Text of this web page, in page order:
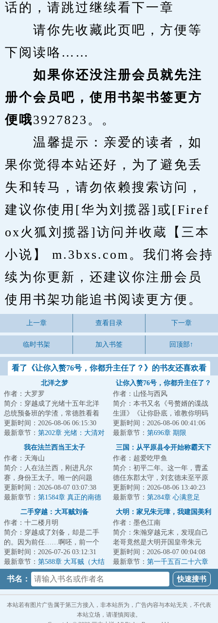
话的，请跳过继续看下一章
请你先收藏此页吧，方便等
下阅读咯……
如果你还没注册会员就先注
册个会员吧，使用书架书签更方
便哦3927823。。
温馨提示：亲爱的读者，如
果你觉得本站还好，为了避免丢
失和转马，请勿依赖搜索访问，
建议你使用[华为刘揽器]或[Firef
ox火狐刘揽器]访问并收蔵【三本
小说】 m.3bxs.com。我们将会持
续为你更新，还建议你注册会员
使用书架功能追书阅读更方便。
上一章 查看目录 下一章
临时书架 加入书签 回顶部↑
看了《让你入赘76号，你都升主任了？》的书友还喜欢看
北洋之梦
作者：大罗罗
简介：穿越成了光绪十五年北洋
总统预备班的学渣，常德胜看着
自己的一众好同学：冯国璋、段
祺瑞、曹锟、王...
更新时间：2026-08-06 06:15:30
最新章节： 第202章 光绪：大清对
日本，优势在我！（求月票）
让你入赘76号，你都升主任了？
作者：山怪与西风
简介：本书又名《号赘婿的谍战
生涯》《让你卧底，谁教你明码
传情报的？》携带着托尼·斯塔克
遗产的赵轩魂...
更新时间：2026-08-06 00:41:06
最新章节： 第696章 期限
我在法兰西当王太子
作者：天海山
简介：人在法兰西，刚进凡尔
赛，身份王太子。唯一的问题
是，现任国王是路易十六，两年
后就会被咔嚓……既...
更新时间：2026-08-07 03:07:38
最新章节： 第1584章 真正的南德
三国：从平原县令开始称霸天下
作者：超爱吃甲鱼
简介：初平二年。这一年，曹孟
德任东郡太守，刘玄德未至平原
县，孙仲谋犹在江都。此间乱世
群雄逐鹿，却无...
更新时间：2026-08-06 13:40:23
最新章节： 第284章 心满意足
二手穿越：大耳贼刘备
作者：十二楼月明
简介：穿越成了刘备，却是二手
的。因为前任……啊呸，前一个
穿越者也是穿越到刘备身上。前
任嗝屁了，我接...
更新时间：2026-07-26 03:12:31
最新章节： 第588章 大耳贼（大结
大明：家兄朱元璋，我建国美利
作者：墨色江南
简介：朱瀚穿越元末，发现自己
老哥竟然是大明开国皇帝朱元
璋，开局一个碗，创造大明朝的
天命主角！不过貌...
更新时间：2026-08-07 00:04:08
最新章节： 第一千五百二十六章
一天炼上万斤精铁
书名：
本站若有图片广告属于第三方接入，非本站所为，广告内容与本站无关，不代表
本站立场，请谨慎阅读。